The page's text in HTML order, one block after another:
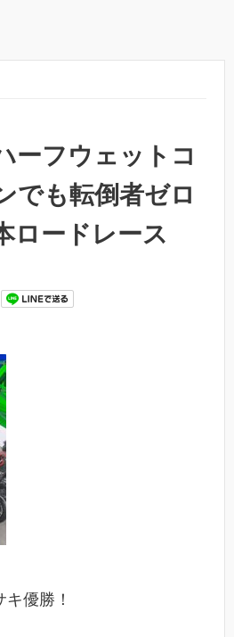
ーフウェットコ
でも転倒者ゼロ
ロードレース
優勝！